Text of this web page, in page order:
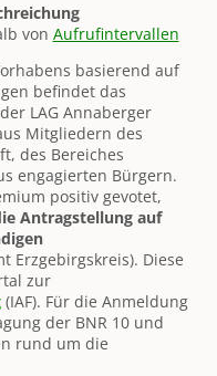
von Aufrufintervallen
basierend auf
befindet das
LAG Annaberger
Mitgliedern des
des Bereiches
engagierten Bürgern.
positiv gevotet,
Antragstellung auf
Erzgebirgskreis). Diese
zur
(IAF). Für die Anmeldung
der BNR 10 und
rund um die